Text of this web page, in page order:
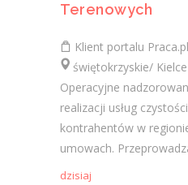
Terenowych
Klient portalu Praca.pl
świętokrzyskie/ Kielce
Operacyjne
realizacji usług
kontrahentów w
umowach.
dzisiaj